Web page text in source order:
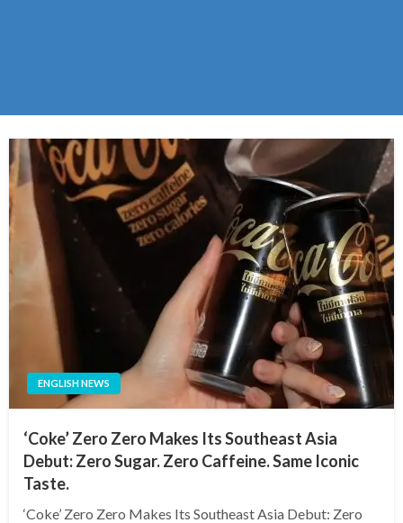
ENGLISH NEWS
‘Coke’ Zero Zero Makes Its Southeast Asia
Debut: Zero Sugar. Zero Caffeine. Same Iconic
Taste.
‘Coke’ Zero Zero Makes Its Southeast Asia Debut: Zero